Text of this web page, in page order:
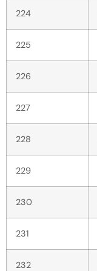
224
225
226
227
228
229
230
231
232